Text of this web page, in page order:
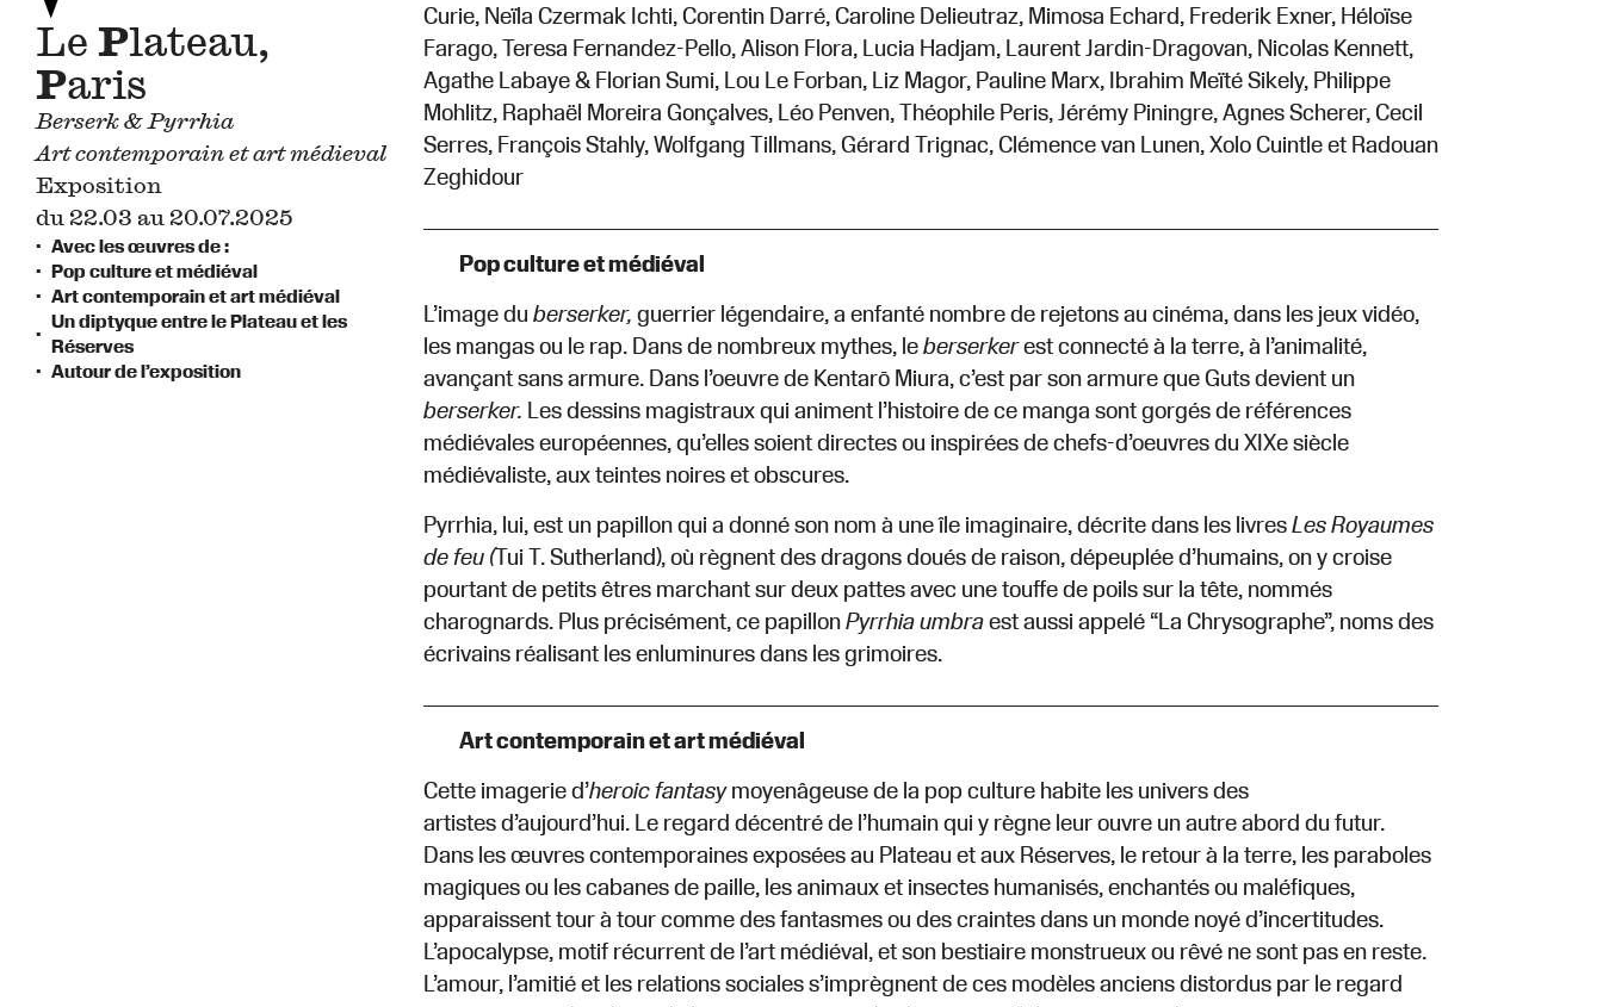
Le Plateau,
Paris
Berserk & Pyrrhia
Art contemporain et art médieval
Exposition
du 22.03 au 20.07.2025
Avec les œuvres de :
Pop culture et médiéval
Art contemporain et art médiéval
Un diptyque entre le Plateau et les
Réserves
Autour de l’exposition
Curie, Neïla Czermak Ichti, Corentin Darré, Caroline Delieutraz, Mimosa Echard, Frederik Exner, Héloïse
Farago, Teresa Fernandez-Pello, Alison Flora, Lucia Hadjam, Laurent Jardin-Dragovan, Nicolas Kennett,
Agathe Labaye & Florian Sumi, Lou Le Forban, Liz Magor, Pauline Marx, Ibrahim Meïté Sikely, Philippe
Mohlitz, Raphaël Moreira Gonçalves, Léo Penven, Théophile Peris, Jérémy Piningre, Agnes Scherer, Cecil
Serres, François Stahly, Wolfgang Tillmans, Gérard Trignac, Clémence van Lunen, Xolo Cuintle et Radouan
Zeghidour
Pop culture et médiéval
L’image du berserker, guerrier légendaire, a enfanté nombre de rejetons au cinéma, dans les jeux vidéo,
les mangas ou le rap. Dans de nombreux mythes, leberserkerest connecté à la terre, à l’animalité,
avançant sans armure. Dans l’oeuvre de Kentarō Miura, c’est par son armure que Guts devient un
berserker. Les dessins magistraux qui animent l’histoire de ce manga sont gorgés de références
médiévales européennes, qu’elles soient directes ou inspirées de chefs-d’oeuvres du XIXe siècle
médiévaliste, aux teintes noires et obscures.
Pyrrhia, lui, est un papillon qui a donné son nom à une île imaginaire, décrite dans les livresLes Royaumes
de feu (Tui T. Sutherland), où règnent des dragons doués de raison, dépeuplée d’humains, on y croise
pourtant de petits êtres marchant sur deux pattes avec une touffe de poils sur la tête, nommés
charognards. Plus précisément, ce papillonPyrrhia umbraest aussi appelé “La Chrysographe”, noms des
écrivains réalisant les enluminures dans les grimoires.
Art contemporain et art médiéval
Cette imagerie d’heroic fantasymoyenâgeuse de la pop culture habite les univers des
artistes d’aujourd’hui. Le regard décentré de l’humain qui y règne leur ouvre un autre abord du futur.
Dans les œuvres contemporaines exposées au Plateau et aux Réserves, le retour à la terre, les paraboles
magiques ou les cabanes de paille, les animaux et insectes humanisés, enchantés ou maléfiques,
apparaissent tour à tour comme des fantasmes ou des craintes dans un monde noyé d’incertitudes.
L’apocalypse, motif récurrent de l’art médiéval, et son bestiaire monstrueux ou rêvé ne sont pas en reste.
L’amour, l’amitié et les relations sociales s’imprègnent de ces modèles anciens distordus par le regard